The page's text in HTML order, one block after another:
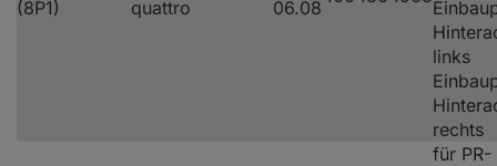
(8P1) quattro 06.08
links
rechts
für PR-